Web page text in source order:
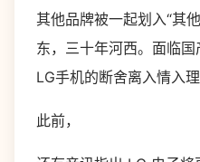
其他品牌被一起划入“其
东，三十年河西。面临国
LG手机的断舍离入情入理
此前，